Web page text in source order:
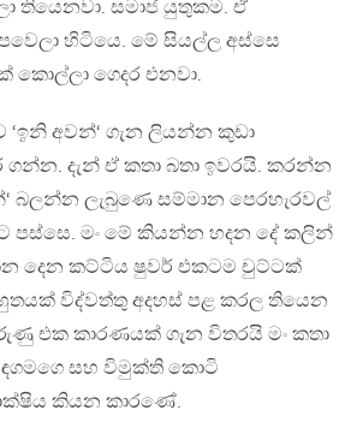
තියෙනවා. සමාජ යුතුකම. ඒ
හිටියෙ. මේ සියල්ල අස්සෙ
ගෙදර එනවා.
අවන්‘ ගැන ලියන්න කුඩා
දැන් ඒ කතා බතා ඉවරයි. කරන්න
බලන්න ලැබුණෙ සම්මාන පෙරහැරවල්
පස්සෙ. මං මේ කියන්න හදන දේ කලින්
දෙන කට්ටිය ෂුවර් එකටම චුට්ටක්
විද්වත්තු අදහස් පළ කරල තියෙන
එක කාරණයක් ගැන විතරයි මං කතා
සහ විමුක්ති කොටි
කියන කාරණේ.